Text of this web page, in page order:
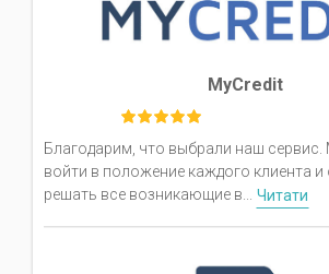
MyCredit
Благодарим, что выбрали наш
войти в положение каждого клиента и
решать все возникающие в... Читати